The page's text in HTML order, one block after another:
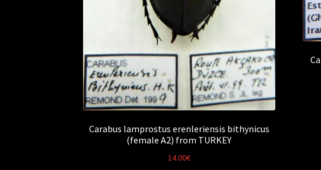
Carabus lamprostus erenleriensis bithynicus
(female A2) from TURKEY
14.00€